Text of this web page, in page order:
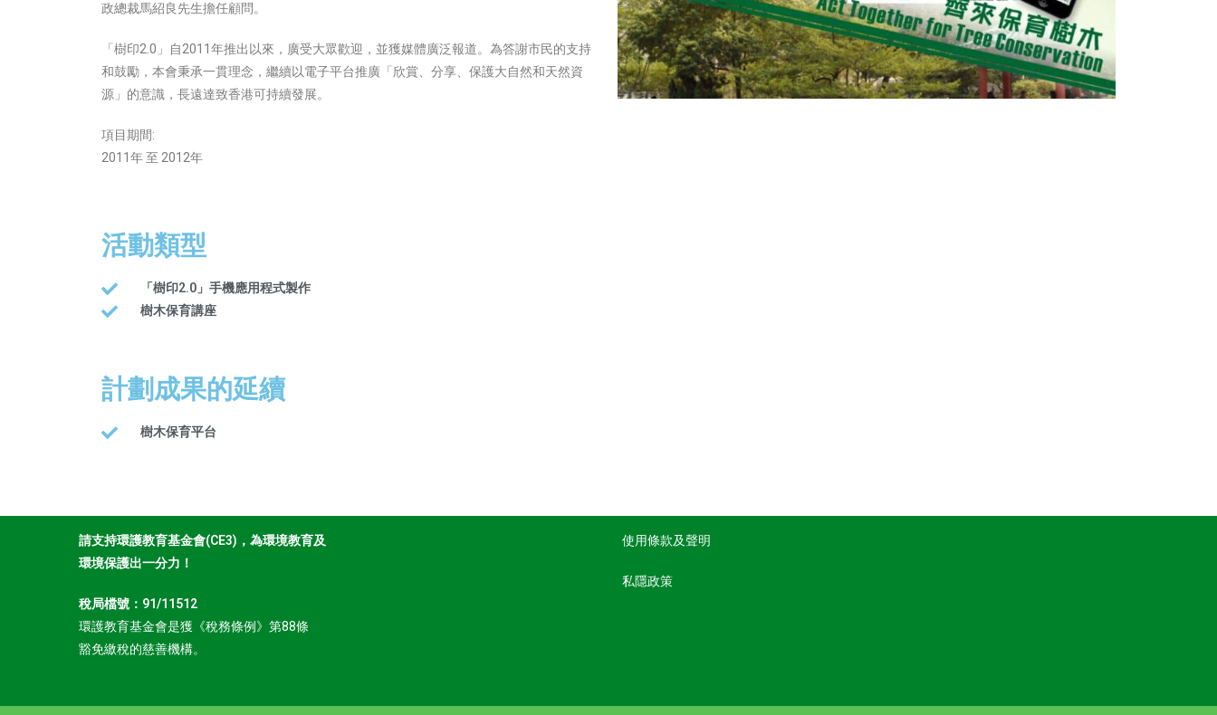
政總裁馬紹良先生擔任顧問。
「樹印2.0」自2011年推出以來，廣受大眾歡迎，並獲媒體廣泛報道。為答謝市民的支持
和鼓勵，本會秉承一貫理念，繼續以電子平台推廣「欣賞、分享、保護大自然和天然資
源」的意識，長遠達致香港可持續發展。
項目期間:
2011年 至 2012年
活動類型
「樹印2.0」手機應用程式製作
樹木保育講座
計劃成果的延續
樹木保育平台
請支持環護教育基金會(CE3)，為環境教育及
環境保護出一分力！
稅局檔號：91/11512
環護教育基金會是獲《稅務條例》第88條
豁免繳稅的慈善機構。
使用條款及聲明
私隱政策